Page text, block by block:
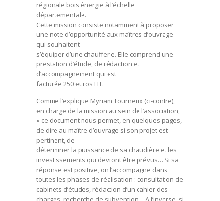
régionale bois énergie à l’échelle
départementale.
Cette mission consiste notamment à proposer
une note d’opportunité aux maîtres d’ouvrage
qui souhaitent
s’équiper d’une chaufferie. Elle comprend une
prestation d’étude, de rédaction et
d’accompagnement qui est
facturée 250 euros HT.
Comme l’explique Myriam Tourneux (ci-contre),
en charge de la mission au sein de l’association,
« ce document nous permet, en quelques pages,
de dire au maître d’ouvrage si son projet est
pertinent, de
déterminer la puissance de sa chaudière et les
investissements qui devront être prévus… Si sa
réponse est positive, on l’accompagne dans
toutes les phases de réalisation : consultation de
cabinets d’études, rédaction d’un cahier des
charges, recherche de subvention… A l’inverse, si